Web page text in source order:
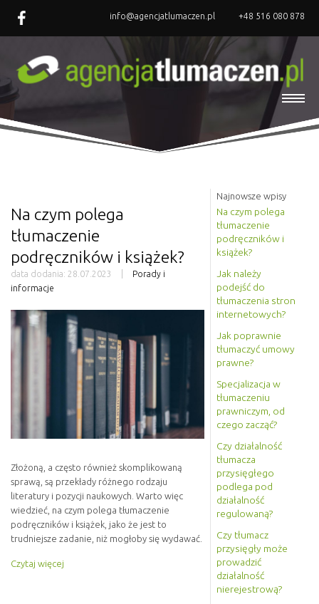
info@agencjatlumaczen.pl +48 516 080 878
Na czym polega
tłumaczenie
podręczników i książek?
data dodania: 28.07.2023
Porady i
informacje
Złożoną, a często również skomplikowaną
sprawą, są przekłady różnego rodzaju
literatury i pozycji naukowych. Warto więc
wiedzieć, na czym polega tłumaczenie
podręczników i książek, jako że jest to
trudniejsze zadanie, niż mogłoby się wydawać.
Czytaj więcej
Najnowsze wpisy
Na czym polega
tłumaczenie
podręczników i
książek?
Jak należy
podejść do
tłumaczenia stron
internetowych?
Jak poprawnie
tłumaczyć umowy
prawne?
Specjalizacja w
tłumaczeniu
prawniczym, od
czego zacząć?
Czy działalność
tłumacza
przysięgłego
podlega pod
działalność
regulowaną?
Czy tłumacz
przysięgły może
prowadzić
działalność
nierejestrową?